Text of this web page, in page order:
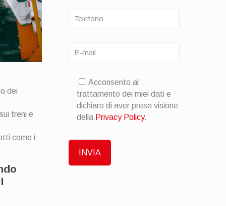
dei
treni e
come i
Acconsento al
trattamento dei miei dati e
dichiaro di aver preso visione
della Privacy Policy.